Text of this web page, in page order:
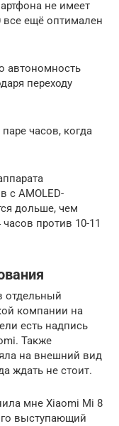
не имеет
ещё оптимален
автономность
переходу
часов, когда
с AMOLED-
дольше, чем
против 10-11
отдельный
компании на
есть надпись
Также
на внешний вид
ждать не стоит.
мне Xiaomi Mi 8
выступающий